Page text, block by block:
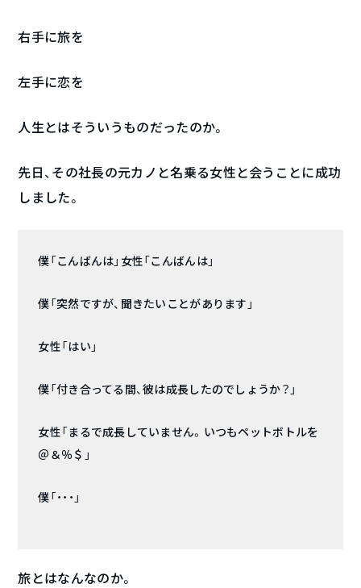
右手に旅を
左手に恋を
人生とはそういうものだったのか。
先日、その社長の元カノと名乗る女性と会うことに成功
しました。
僕「こんばんは」女性「こんばんは」
僕「突然ですが、聞きたいことがあります」
女性「はい」
僕「付き合ってる間、彼は成長したのでしょうか？」
女性「まるで成長していません。いつもペットボトルを
＠＆％＄」
僕「・・・」
旅とはなんなのか。